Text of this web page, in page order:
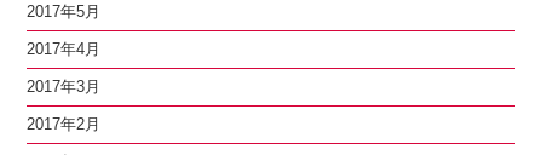
2017年5月
2017年4月
2017年3月
2017年2月